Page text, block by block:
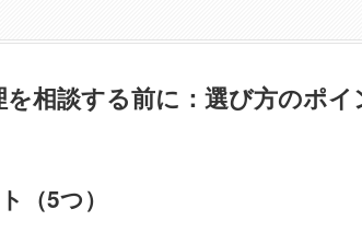
相談する前に：選び方のポイ
（5つ）